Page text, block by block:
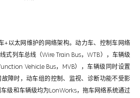
+以太网维护的网络架构。动力车、控制车网络
式列车总线（Wire Train Bus，WTB），车辆级
Vehicle Bus，MVB），车辆级同时设置
障时，动车组的控制、监视、诊断功能不受影
级和车辆级均为LonWorks，拖车网络系统通过